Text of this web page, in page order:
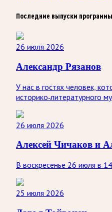
Последние выпуски программы
26 июля 2026
Александр Рязанов
У нас в гостях человек,
историко‑литературного
26 июля 2026
Алексей Чичаков и
В воскресенье 26 июля в
25 июля 2026